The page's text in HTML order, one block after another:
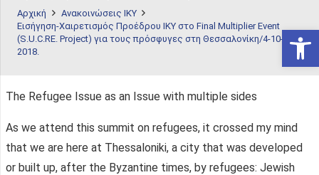
Αρχική
Ανακοινώσεις ΙΚΥ
Εισήγηση-Χαιρετισμός Προέδρου ΙΚΥ στο Final Multiplier Event
(S.U.C.RE. Project) για τους πρόσφυγες στη Θεσσαλονίκη/4-10-
2018.
The Refugee Issue as an Issue with multiple sides
As we attend this summit on refugees, it crossed my mind
that we are here at Thessaloniki, a city that was developed
or built up, after the Byzantine times, by refugees: Jewish